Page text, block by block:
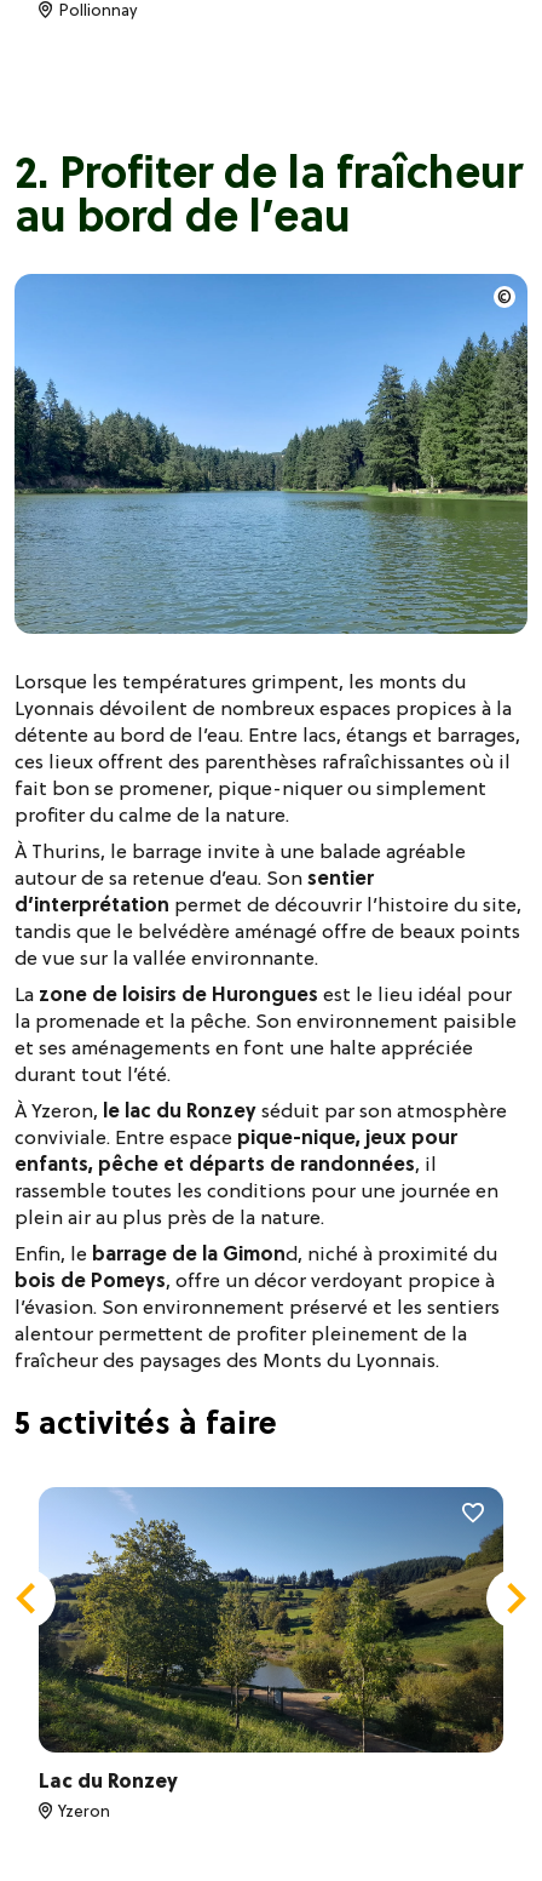
Pollionnay
2. Profiter de la fraîcheur
au bord de l’eau
Lorsque les températures grimpent, les monts du
Lyonnais dévoilent de nombreux espaces propices à la
détente au bord de l’eau. Entre lacs, étangs et barrages,
ces lieux offrent des parenthèses rafraîchissantes où il
fait bon se promener, pique-niquer ou simplement
profiter du calme de la nature.
À Thurins, le barrage invite à une balade agréable
autour de sa retenue d’eau. Sonsentier
d’interprétation permet de découvrir l’histoire du site,
tandis que le belvédère aménagé offre de beaux points
de vue sur la vallée environnante.
La zone de loisirs de Hurongues est le lieu idéal pour
la promenade et la pêche. Son environnement paisible
et ses aménagements en font une halte appréciée
durant tout l’été.
À Yzeron, le lac du Ronzeyséduit par son atmosphère
conviviale. Entre espace pique-nique, jeux pour
enfants, pêche et départs de randonnées, il
rassemble toutes les conditions pour une journée en
plein air au plus près de la nature.
Enfin, le barrage de la Gimond, niché à proximité du
bois de Pomeys, offre un décor verdoyant propice à
l’évasion. Son environnement préservé et les sentiers
alentour permettent de profiter pleinement de la
fraîcheur des paysages des Monts du Lyonnais.
5 activités à faire
Lac du Ronzey
Yzeron